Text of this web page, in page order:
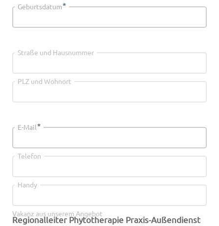
Geburtsdatum*
Straße und Hausnummer
PLZ und Wohnort
E-Mail*
Telefon
Handy
Vakanz aus unserem Angebot
Regionalleiter Phytotherapie Praxis-Außendienst